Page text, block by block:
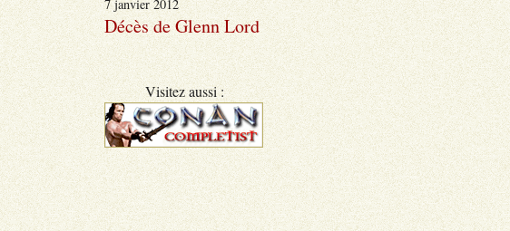
7 janvier 2012
Décès de Glenn Lord
Visitez aussi :